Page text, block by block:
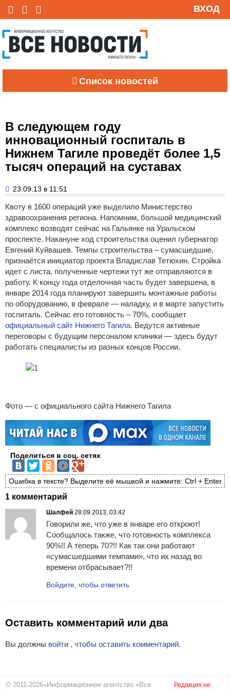
ВХОД
Список новостей
В следующем году
инновационный госпиталь в
Нижнем Тагиле проведёт более 1,5
тысяч операций на суставах
23.09.13 в 11:51
Квоту в 1600 операций уже выделило Министерство
здравоохранения региона. Напомним, большой медицинский
комплекс возводят сейчас на Гальянке на Уральском
проспекте. Накануне ход строительства оценил губернатор
Евгений Куйвашев. Темпы строительства – сумасшедшие,
признаётся инициатор проекта Владислав Тетюхин. Стройка
идет с листа, полученные чертежи тут же отправляются в
работу. К концу года отделочная часть будет завершена, в
январе 2014 года планируют завершить монтажные работы
по оборудованию, в феврале — наладку, и в марте запустить
госпиталь. Сейчас его готовность – 70%, сообщает
официальный сайт Нижнего Тагила. Ведутся активные
переговоры с будущим персоналом клиники — здесь будут
работать специалисты из разных концов России.
Фото — с официального сайта Нижнего Тагила
Поделиться в соц. сетях
Ошибка в тексте? Выделите её мышкой и нажмите: Ctrl + Enter
1 комментарий
Шалфей 28.09.2013, 03:42
Говорили же, что уже в январе его откроют!
Сообщалось также, что готовность комплекса
90%!! А теперь 70?!! Как так они работают
«сумасшедшими темпами», что их назад во
времени отбрасывает?!!
Войдите, чтобы ответить
Оставить комментарий или два
Вы должны войти , чтобы оставить комментарий.
© 2011-2026«Информационное агентство «Все
Редакция не